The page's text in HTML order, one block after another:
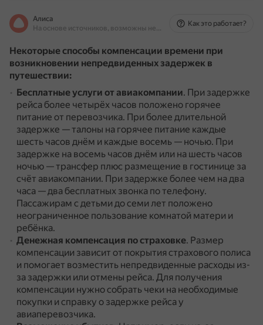
Алиса
На основе источников, возможны неточности
Как это работает?
Некоторые способы компенсации времени при
возникновении непредвиденных задержек в
путешествии:
Бесплатные услуги от авиакомпании. При задержке
рейса более четырёх часов положено горячее
питание от перевозчика. При более длительной
задержке — талоны на горячее питание каждые
шесть часов днём и каждые восемь — ночью. При
задержке на восемь часов днём или на шесть часов
ночью — трансфер плюс размещение в гостинице за
счёт авиакомпании. При задержке более чем на два
часа — два бесплатных звонка по телефону.
Пассажирам с детьми до семи лет положено
неограниченное пользование комнатой матери и
ребёнка.
Денежная компенсация по страховке. Размер
компенсации зависит от покрытия страхового полиса
и помогает возместить непредвиденные расходы из-
за задержки или отмены рейса. Для получения
компенсации нужно собрать чеки на необходимые
покупки и справку о задержке рейса у
авиаперевозчика.